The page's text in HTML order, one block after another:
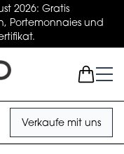
2026: Gratis
Portemonnaies und
Verkaufe mit uns